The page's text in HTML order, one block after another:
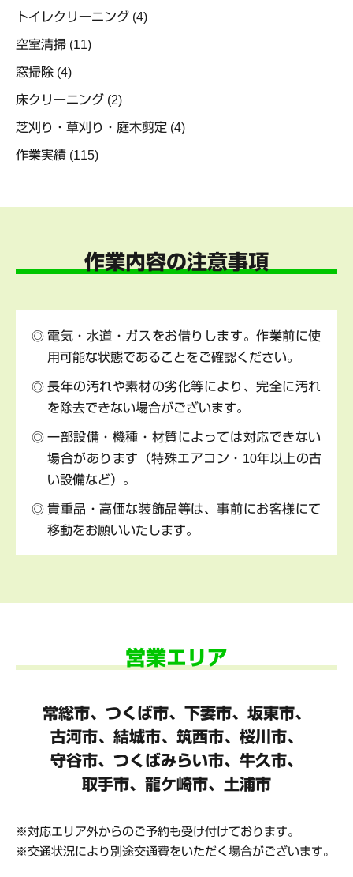
トイレクリーニング (4)
空室清掃 (11)
窓掃除 (4)
床クリーニング (2)
芝刈り・草刈り・庭木剪定 (4)
作業実績 (115)
作業内容の注意事項
電気・水道・ガスをお借りします。作業前に使
用可能な状態であることをご確認ください。
長年の汚れや素材の劣化等により、完全に汚れ
を除去できない場合がございます。
一部設備・機種・材質によっては対応できない
場合があります（特殊エアコン・10年以上の古
い設備など）。
貴重品・高価な装飾品等は、事前にお客様にて
移動をお願いいたします。
営業エリア
常総市、つくば市、下妻市、坂東市、
古河市、結城市、筑西市、桜川市、
守谷市、 つくばみらい市、牛久市、
取手市、龍ケ崎市、土浦市
対応エリア外からのご予約も受け付けております。
交通状況により別途交通費をいただく場合がございます。